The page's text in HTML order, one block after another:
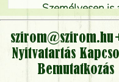
Személyesen
virágcsokrot, vagy
Vidékre
szirom@szirom.hu
Nyitvatartás
Bemutatkozás